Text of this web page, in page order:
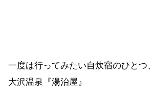
一度は行ってみたい自炊宿のひとつ、
大沢温泉『湯治屋』